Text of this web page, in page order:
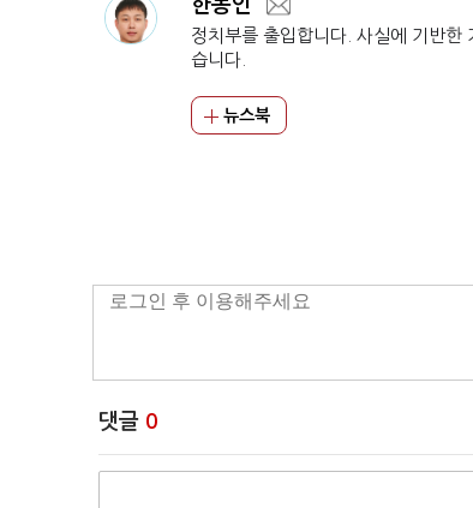
한동인
정치부를 출입합니다. 사실에 기반한
습니다.
뉴스북
댓글 0